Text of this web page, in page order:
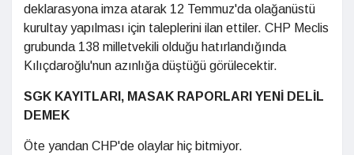
deklarasyona imza atarak 12 Temmuz'da olağanüstü
kurultay yapılması için taleplerini ilan ettiler. CHP Meclis
grubunda 138 milletvekili olduğu hatırlandığında
Kılıçdaroğlu'nun azınlığa düştüğü görülecektir.
SGK KAYITLARI, MASAK RAPORLARI YENİ DELİL
DEMEK
Öte yandan CHP'de olaylar hiç bitmiyor.